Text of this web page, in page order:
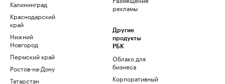
Калининград
Краснодарский
край
Нижний
Новгород
Пермский край
Ростов-на-Дону
Татарстан
рекламы
Другие
продукты
РБК
Облако для
бизнеса
Корпоративный